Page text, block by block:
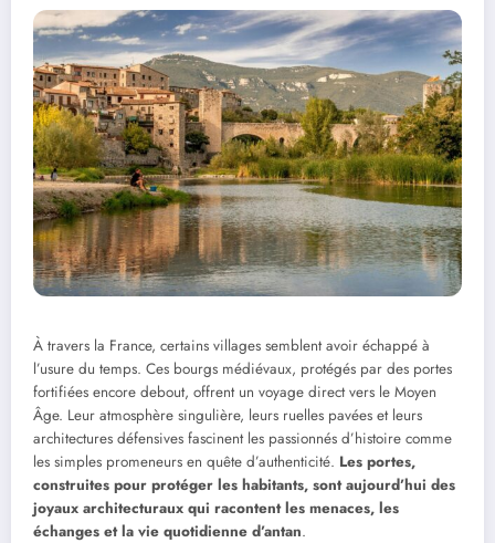
À travers la France, certains villages semblent avoir échappé à
l’usure du temps. Ces bourgs médiévaux, protégés par des portes
fortifiées encore debout, offrent un voyage direct vers le Moyen
Âge. Leur atmosphère singulière, leurs ruelles pavées et leurs
architectures défensives fascinent les passionnés d’histoire comme
les simples promeneurs en quête d’authenticité. Les portes,
construites pour protéger les habitants, sont aujourd’hui des
joyaux architecturaux qui racontent les menaces, les
échanges et la vie quotidienne d’antan.